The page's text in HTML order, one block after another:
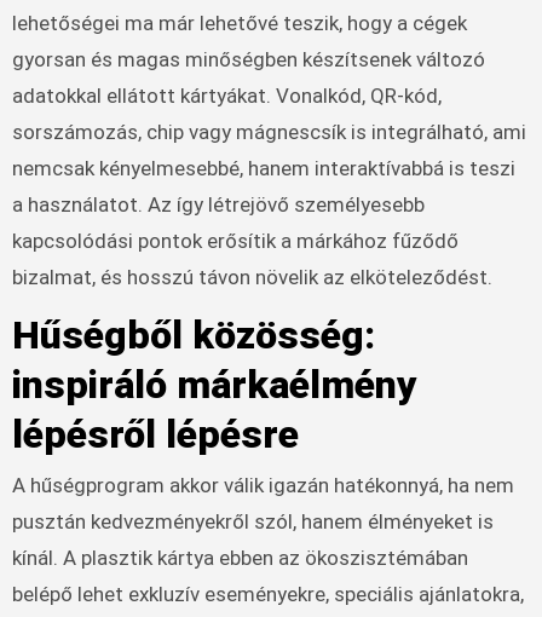
lehetőségei ma már lehetővé teszik, hogy a cégek
gyorsan és magas minőségben készítsenek változó
adatokkal ellátott kártyákat. Vonalkód, QR-kód,
sorszámozás, chip vagy mágnescsík is integrálható, ami
nemcsak kényelmesebbé, hanem interaktívabbá is teszi
a használatot. Az így létrejövő személyesebb
kapcsolódási pontok erősítik a márkához fűződő
bizalmat, és hosszú távon növelik az elköteleződést.
Hűségből közösség:
inspiráló márkaélmény
lépésről lépésre
A hűségprogram akkor válik igazán hatékonnyá, ha nem
pusztán kedvezményekről szól, hanem élményeket is
kínál. A plasztik kártya ebben az ökoszisztémában
belépő lehet exkluzív eseményekre, speciális ajánlatokra,